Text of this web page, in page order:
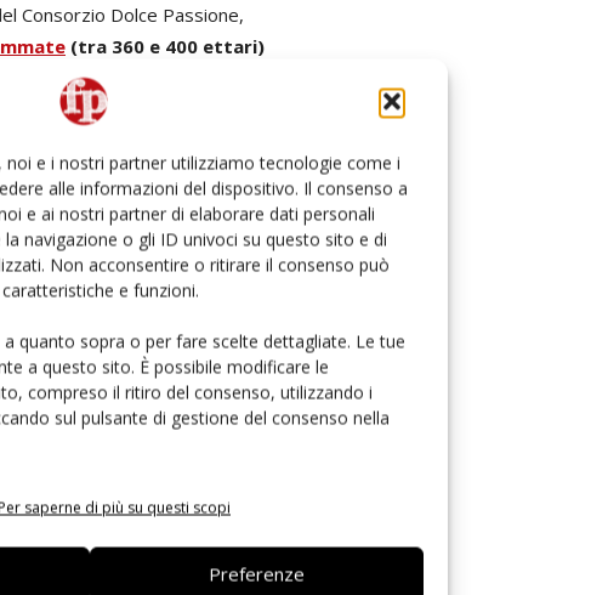
noi e i nostri partner utilizziamo tecnologie come i
alle informazioni del dispositivo. Il consenso a
e ai nostri partner di elaborare dati personali
navigazione o gli ID univoci su questo sito e di
Non acconsentire o ritirare il consenso può
e funzioni.
quanto sopra o per fare scelte dettagliate. Le tue
a questo sito. È possibile modificare le
compreso il ritiro del consenso, utilizzando i
sul pulsante di gestione del consenso nella
saperne di più su questi scopi
Preferenze
Consorzio Dolce Passione,
(tra 360 e 400 ettari)
e 25mila tonnellate
ancora più prodotto per il
della produzione”.
iscriviti alla newsletter
Fruit Logistica
Giotto
Matteo Mazzoni